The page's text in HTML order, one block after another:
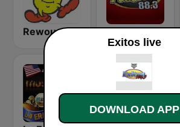
Rewound Radio La Peligrosa Sur Occidente
Exitos live
DOWNLOAD APP